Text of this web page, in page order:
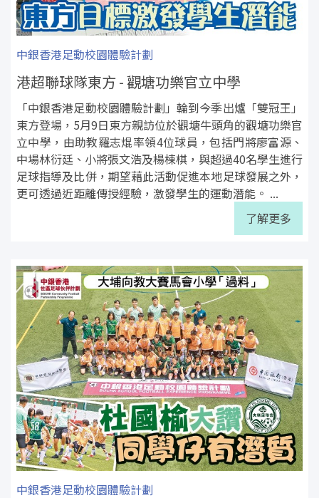
中銀香港足動校園體驗計劃
港超聯球隊東方 - 觀塘功樂官立中學
「中銀香港足動校園體驗計劃」輪到今季出爐「雙冠王」
東方登場，5月9日東方親訪位於觀塘牛頭角的觀塘功樂官
立中學，由助教羅志焜率領4位球員，包括門將廖富源、
中場林衍廷、小將張文浩及楊棟棋，與超過40名學生進行
足球指導及比併，期望藉此活動促進本地足球發展之外，
更可透過近距離傳授經驗，激發學生的運動潛能。 ...
了解更多
中銀香港足動校園體驗計劃